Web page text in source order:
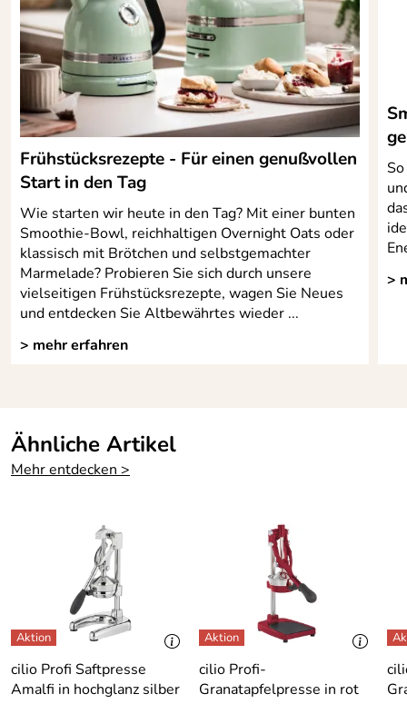
Frühstücksrezepte - Für einen genußvollen
Start in den Tag
Wie starten wir heute in den Tag? Mit einer bunten
Smoothie-Bowl, reichhaltigen Overnight Oats oder
klassisch mit Brötchen und selbstgemachter
Marmelade? Probieren Sie sich durch unsere
vielseitigen Frühstücksrezepte, wagen Sie Neues
und entdecken Sie Altbewährtes wieder ...
> mehr erfahren
>
Ähnliche Artikel
Mehr entdecken >
cilio Profi Saftpresse
Amalfi in hochglanz silber
cilio Profi-
Granatapfelpresse in rot